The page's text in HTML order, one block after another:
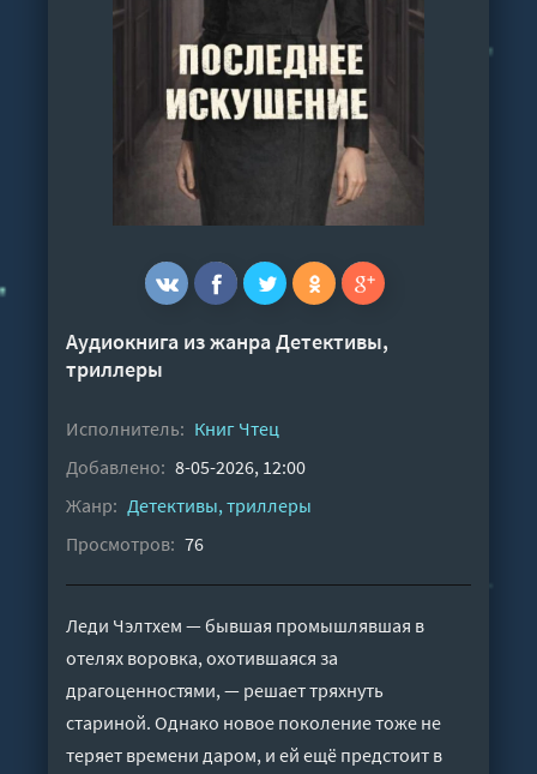
Аудиокнига из жанраДетективы,
триллеры
Исполнитель: Книг Чтец
Добавлено: 8-05-2026, 12:00
Жанр: Детективы, триллеры
Просмотров: 76
Леди Чэлтхем — бывшая промышлявшая в
отелях воровка, охотившаяся за
драгоценностями, — решает тряхнуть
стариной. Однако новое поколение тоже не
теряет времени даром, и ей ещё предстоит в